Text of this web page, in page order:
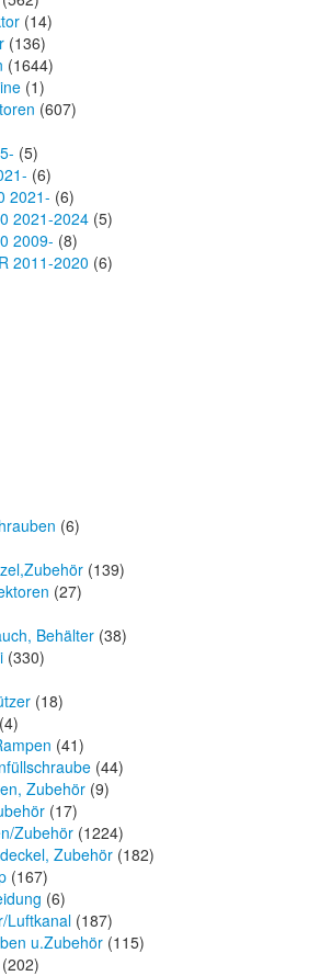
(14)
(136)
(1644)
(1)
(607)
(5)
(6)
2021- (6)
2021-2024 (5)
2009- (8)
2011-2020 (6)
(6)
(139)
(27)
Behälter (38)
(330)
(18)
(4)
(41)
(44)
Zubehör (9)
(17)
Zubehör (1224)
Zubehör (182)
(167)
(6)
Luftkanal (187)
u.Zubehör (115)
(202)